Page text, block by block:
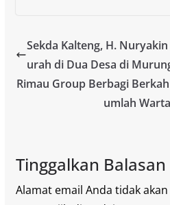
Sekda Kalteng, H.
urah di Dua Desa di
Rimau Group Berbagi
umlah
Tinggalkan Balasan
Alamat email Anda tidak